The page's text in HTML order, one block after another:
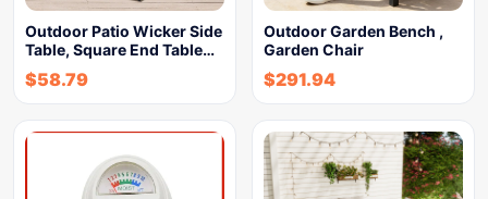
Outdoor Patio Wicker Side
Table, Square End Table…
$58.79
Outdoor Garden Bench ,
Garden Chair
$291.94